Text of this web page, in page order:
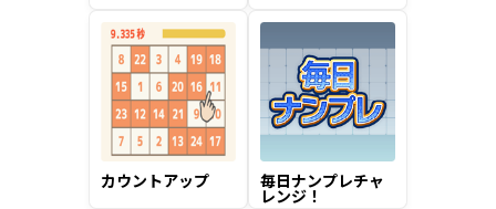
カウントアップ 毎日ナンプレチャ
レンジ！